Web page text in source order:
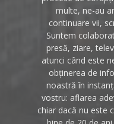
multe, ne-au
continuare vii,
Suntem
presă, ziare,
atunci când este
obținerea de
noastră în
vostru: aflarea
chiar dacă nu este